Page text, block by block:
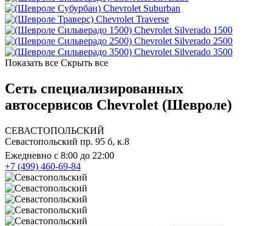
Chevrolet Suburban
Chevrolet Traverse
Chevrolet Silverado 1500
Chevrolet Silverado 2500
Chevrolet Silverado 3500
Показать все Скрыть все
Сеть специализированных
автосервисов Chevrolet (Шевроле)
СЕВАСТОПОЛЬСКИЙ
Севастопольский пр. 95 б, к.8
Ежедневно с 8:00 до 22:00
+7 (499) 460-69-84